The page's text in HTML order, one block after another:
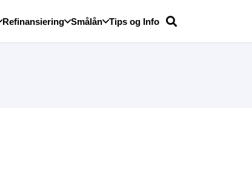
Refinansiering Smålån Tips og Info